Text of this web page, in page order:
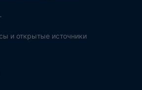
и открытые источники